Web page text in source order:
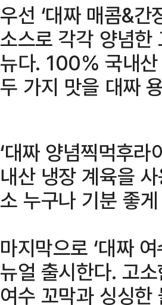
우선 ‘대짜 매콤&간
소스로 각각 양념
뉴다. 100% 국내산
두 가지 맛을 대짜
‘대짜 양념찍먹후
내산 냉장 계육을
소 누구나 기분 좋
마지막으로 ‘대짜
뉴얼 출시한다. 고
여수 꼬막과 싱싱